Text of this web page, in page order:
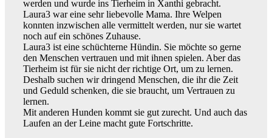
werden und wurde ins Tierheim in Xanthi gebracht.
Laura3 war eine sehr liebevolle Mama. Ihre Welpen
konnten inzwischen alle vermittelt werden, nur sie wartet
noch auf ein schönes Zuhause.
Laura3 ist eine schüchterne Hündin. Sie möchte so gerne
den Menschen vertrauen und mit ihnen spielen. Aber das
Tierheim ist für sie nicht der richtige Ort, um zu lernen.
Deshalb suchen wir dringend Menschen, die ihr die Zeit
und Geduld schenken, die sie braucht, um Vertrauen zu
lernen.
Mit anderen Hunden kommt sie gut zurecht. Und auch das
Laufen an der Leine macht gute Fortschritte.